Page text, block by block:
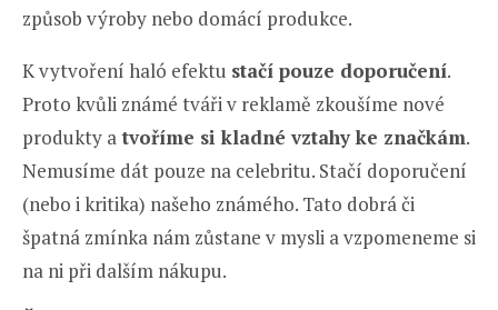
způsob výroby nebo domácí produkce.
K vytvoření haló efektu stačí pouze doporučení.
Proto kvůli známé tváři v reklamě zkoušíme nové
produkty atvoříme si kladné vztahy ke značkám.
Nemusíme dát pouze na celebritu. Stačí doporučení
(nebo i kritika) našeho známého. Tato dobrá či
špatná zmínka nám zůstane v mysli a vzpomeneme si
na ni při dalším nákupu.